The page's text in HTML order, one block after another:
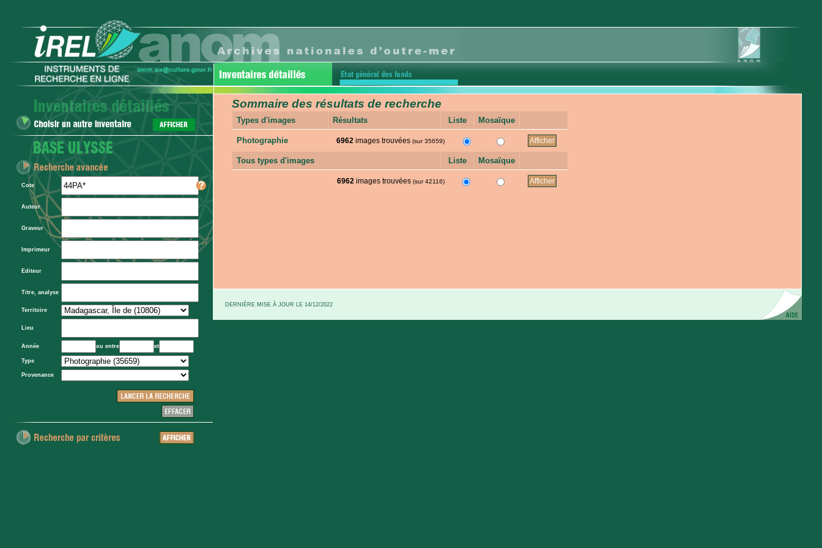
Cote
Auteur
Graveur
Imprimeur
Editeur
Titre, analyse
Territoire
Lieu
Année ou entre et
Type
Provenance
Sommaire des résultats de recherche
Types d'images Résultats Liste Mosaïque
Photographie 6962 images trouvées (sur 35659)
Tous types d'images Liste Mosaïque
6962 images trouvées (sur 42116)
DERNIÈRE MISE À JOUR LE 14/12/2022